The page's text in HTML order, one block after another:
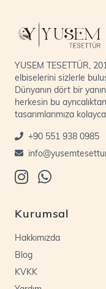
YUSEM TESETTÜR,
elbiselerini sizlerle
Dünyanın dört bir
herkesin bu
tasarımlarımıza
+90 551 938 0985
Kurumsal
Hakkımızda
Blog
KVKK